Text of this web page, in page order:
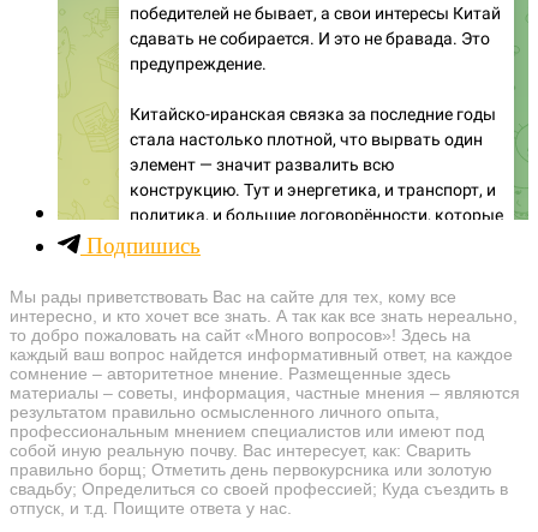
Подпишись
Мы рады приветствовать Вас на сайте для тех, кому все
интересно, и кто хочет все знать. А так как все знать нереально,
то добро пожаловать на сайт «Много вопросов»! Здесь на
каждый ваш вопрос найдется информативный ответ, на каждое
сомнение – авторитетное мнение. Размещенные здесь
материалы – советы, информация, частные мнения – являются
результатом правильно осмысленного личного опыта,
профессиональным мнением специалистов или имеют под
собой иную реальную почву. Вас интересует, как: Сварить
правильно борщ; Отметить день первокурсника или золотую
свадьбу; Определиться со своей профессией; Куда съездить в
отпуск, и т.д. Поищите ответа у нас.